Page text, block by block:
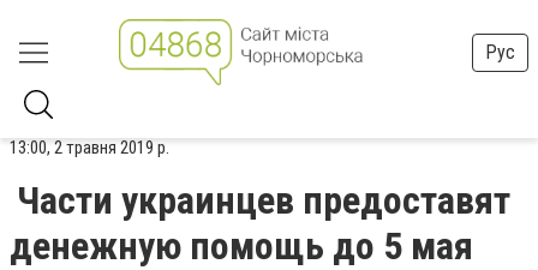
Рус
13:00, 2 травня 2019 р.
Части украинцев предоставят
денежную помощь до 5 мая